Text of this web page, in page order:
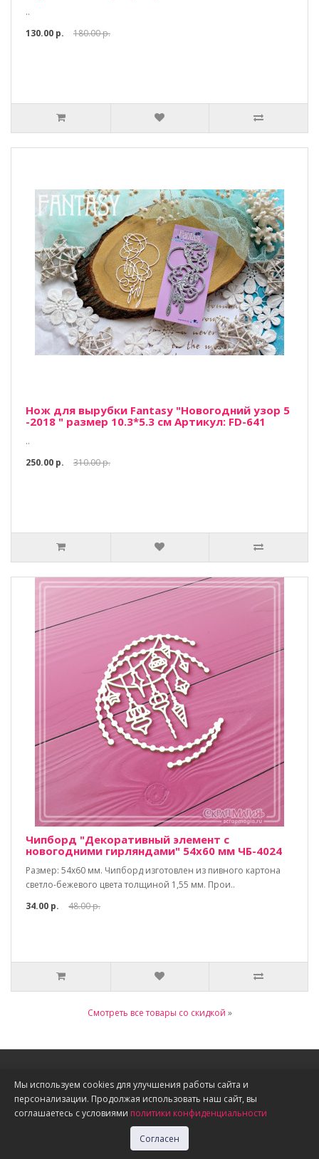
..
130.00 р.
180.00 р.
Нож для вырубки Fantasy "Новогодний узор 5
-2018 " размер 10.3*5.3 см Артикул: FD-641
..
250.00 р.
310.00 р.
Чипборд "Декоративный элемент с
новогодними гирляндами" 54х60 мм ЧБ-4024
Размер: 54х60 мм. Чипборд изготовлен из пивного картона
светло-бежевого цвета толщиной 1,55 мм. Прои..
34.00 р.
48.00 р.
Смотреть все товары со скидкой »
Информация
О нас
Доставка, оплата, скидки
Политика конфиденциальности
Мы используем cookies для улучшения работы сайта и
персонализации. Продолжая использовать наш сайт, вы
соглашаетесь с условиями политики конфиденциальности
Согласен